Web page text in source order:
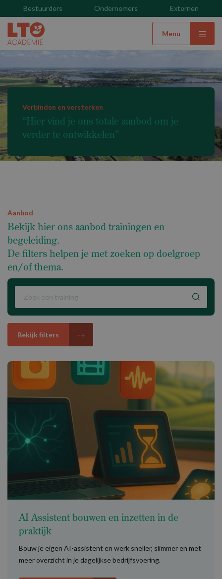
Bestuurders Ondernemers Externen
Menu
Verbinden en versterken
“Hier vind je ons totale aanbod om je
verder te ontwikkelen”
Aanbod
Bekijk hier ons aanbod trainingen en
begeleiding.
De filters helpen je met zoeken op doelgroep
en/of thema.
Bekijk filters
AI Assistent bouwen en inzetten in de
praktijk
Bouw je eigen AI-assistent en werk sneller, slimmer en met
meer overzicht in je dagelijkse bedrijfsvoering.